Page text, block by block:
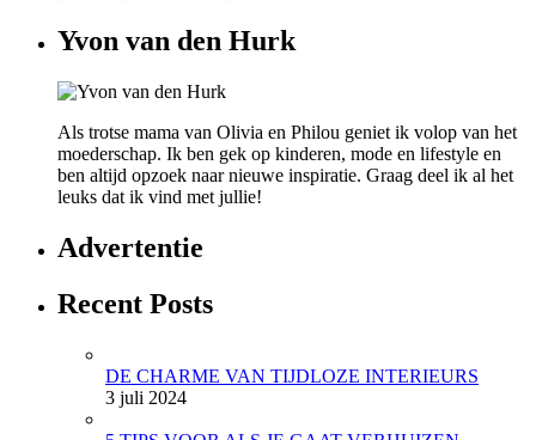
Yvon van den Hurk
Als trotse mama van Olivia en Philou geniet ik volop van het
moederschap. Ik ben gek op kinderen, mode en lifestyle en
ben altijd opzoek naar nieuwe inspiratie. Graag deel ik al het
leuks dat ik vind met jullie!
Advertentie
Recent Posts
DE CHARME VAN TIJDLOZE INTERIEURS
3 juli 2024